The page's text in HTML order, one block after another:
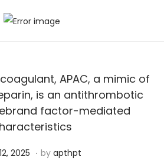
p
t
o
n
p
t
o
c
APAC, a mimic of
is an antithrombotic
factor-mediated
2025 J. by apthpt